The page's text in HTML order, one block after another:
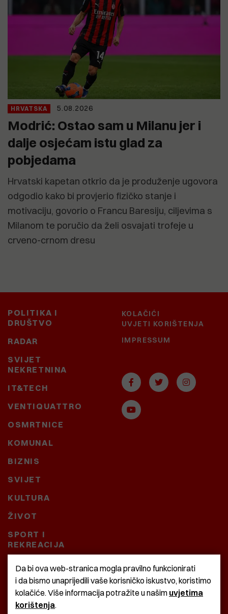
HRVATSKA 5.08.2026
Modrić: Ostao sam u Milanu jer i
dalje osjećam istu glad za
pobjedama
Hrvatski kapetan otkrio da je produženje ugovora
odgodio kako bi provjerio fizičko stanje i
motivaciju, govorio o Francu Baresiju, ciljevima s
Milanom te poručio da želi osvajati trofeje u
crveno-crnom dresu
POLITIKA I
DRUŠTVO
RADAR
SVIJET
NEKRETNINA
IT&TECH
VENTIQUATTRO
OSMRTNICE
KOMUNAL
BIZNIS
SVIJET
KULTURA
ŽIVOT
SPORT I
REKREACIJA
CRNA KRONIKA
BAŠTARDINI I PRAVI
KRASNA ZEMLJA
KOLAČIĆI
UVJETI KORIŠTENJA
IMPRESSUM
Da bi ova web-stranica mogla pravilno funkcionirati
i da bismo unaprijedili vaše korisničko iskustvo, koristimo
kolačiće. Više informacija potražite u našim uvjetima
korištenja.